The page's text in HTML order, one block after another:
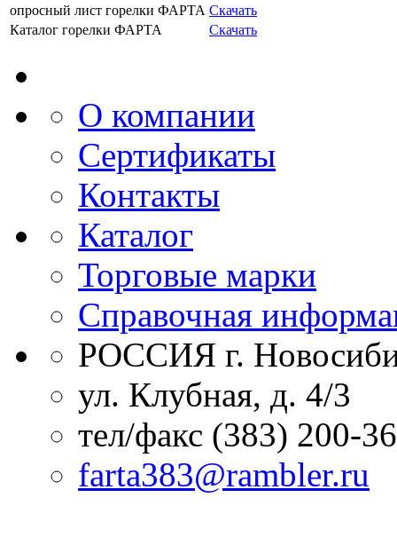
опросный лист горелки ФАРТА Скачать
Каталог горелки ФАРТА
Скачать
О компании
Сертификаты
Контакты
Каталог
Торговые марки
Справочная
РОССИЯ г.
ул. Клубная, д. 4/3
тел/факс (383) 200-
farta383@rambler.ru